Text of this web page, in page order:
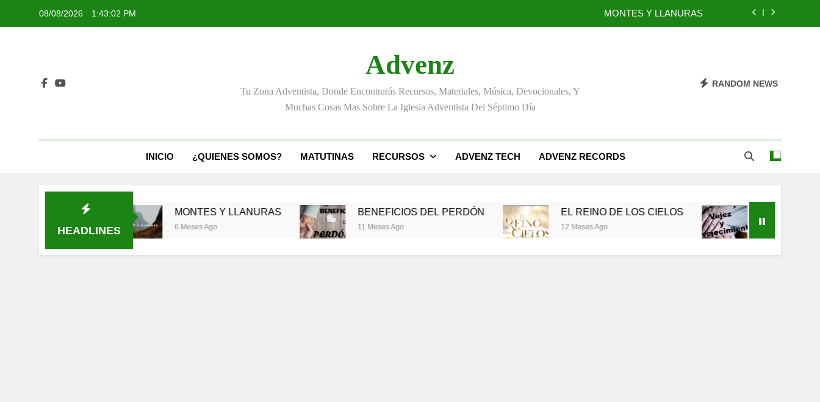
08/08/2026 1:43:03 PM MONTES Y LLANURAS
TÚ TAMBIÉN PUEDES SER FIEL
Advenz
Tu Zona Adventista, Donde Encontrarás Recursos, Materiales, Música, Devocionales, Y
Muchas Cosas Mas Sobre La Iglesia Adventista Del Séptimo Día
RANDOM NEWS
INICIO ¿QUIENES SOMOS? MATUTINAS RECURSOS ADVENZ TECH ADVENZ RECORDS
HEADLINES
MONTES Y LLANURAS
6 Meses Ago
BENEFICIOS DEL PERDÓN
11 Meses Ago
EL REINO DE LOS CIELOS
12 Meses Ago
Vejez y envejecimiento
12 Meses Ago